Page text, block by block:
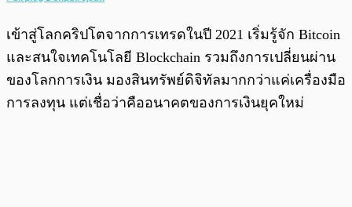
เข้าสู่โลกคริปโตจากการเทรดในปี 2021 เริ่มรู้จัก Bitcoin
และสนใจเทคโนโลยี Blockchain รวมถึงการเปลี่ยนผ่าน
ของโลกการเงิน มองสินทรัพย์ดิจิทัลมากกว่าแค่เครื่องมือ
การลงทุน แต่เชื่อว่าคืออนาคตของการเงินยุคใหม่